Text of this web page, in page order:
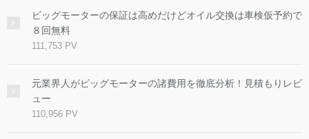
ビッグモーターの保証は高めだけどオイル交換は車検仮予約で
８回無料
111,753 PV
元業界人がビッグモーターの諸費用を徹底分析！見積もりレビ
ュー
110,956 PV